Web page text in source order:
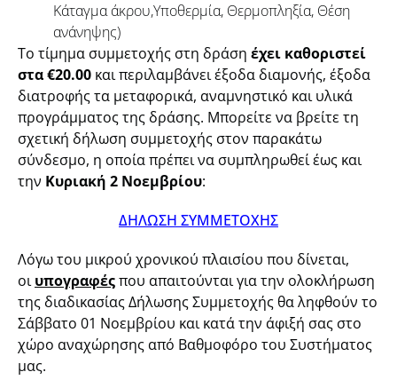
Κάταγμα άκρου,Υποθερμία, Θερμοπληξία, Θέση
ανάνηψης)
Το τίμημα συμμετοχής στη δράση έχει καθοριστεί
στα €20.00 και περιλαμβάνει έξοδα διαμονής, έξοδα
διατροφής τα μεταφορικά, αναμνηστικό και υλικά
προγράμματος της δράσης. Μπορείτε να βρείτε τη
σχετική δήλωση συμμετοχής στον παρακάτω
σύνδεσμο, η οποία πρέπει να συμπληρωθεί έως και
την Κυριακή 2 Νοεμβρίου:
ΔΗΛΩΣΗ ΣΥΜΜΕΤΟΧΗΣ
Λόγω του μικρού χρονικού πλαισίου που δίνεται,
οιυπογραφέςπου απαιτούνται για την ολοκλήρωση
της διαδικασίας Δήλωσης Συμμετοχής θα ληφθούν το
Σάββατο 01 Νοεμβρίου και κατά την άφιξή σας στο
χώρο αναχώρησης από Βαθμοφόρο του Συστήματος
μας.